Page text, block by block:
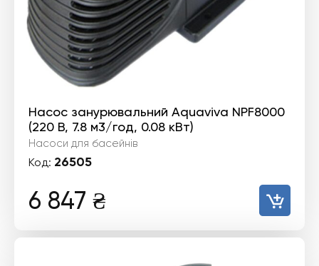
Насос занурювальний Aquaviva NPF8000
(220 В, 7.8 м3/год, 0.08 кВт)
Насоси для басейнів
Код: 26505
6 847 ₴